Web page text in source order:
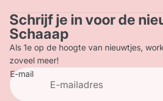
Schrijf je in voor de
Schaaap
Als 1e op de hoogte van nieuwtjes,
zoveel meer!
E-mail
Privacybeleid
Terugbetalingsbeleid
Contactgegevens
Algemene voorwaarden